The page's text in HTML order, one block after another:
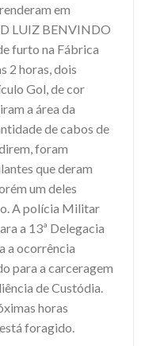
em
LUIZ BENVINDO
furto na Fábrica
2 horas, dois
Gol, de cor
a área da
de cabos de
foram
que deram
um deles
A polícia Militar
a 13ª Delegacia
a ocorrência
para a carceragem
de Custódia.
horas
foragido.